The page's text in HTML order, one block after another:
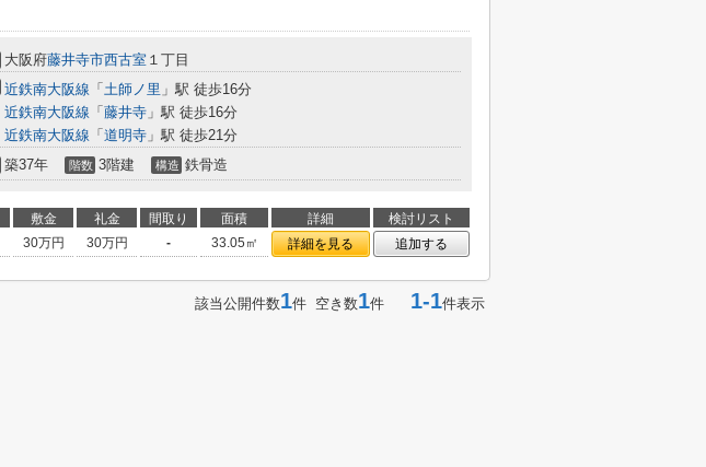
大阪府藤井寺市西古室 １丁目
近鉄南大阪線 「 土師ノ里 」駅 徒歩16分
近鉄南大阪線 「 藤井寺 」駅 徒歩16分
近鉄南大阪線 「 道明寺 」駅 徒歩21分
築37年 階数 3階建 構造 鉄骨造
敷金 礼金 間取り 面積 詳細
検討リスト
30万円 30万円 - 33.05㎡ 詳細を見る 追加する
該当公開件数1件 空き数1件 1-1件表示